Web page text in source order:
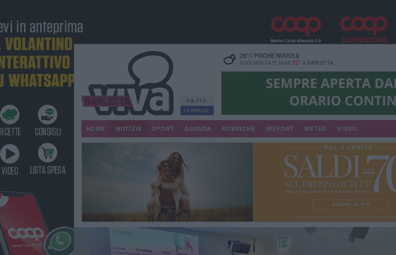
68.713
FANPAGE
26°CPOCHE NUVOLE
OGGI MIN 24.5° MAX 32° A BARLETTA
HOME NOTIZIE SPORT AGENDA RUBRICHE IREPORT METEO VIDEO